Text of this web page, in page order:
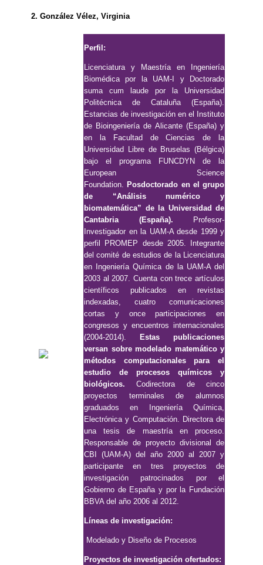
2. González Vélez, Virginia
Perfil:
Licenciatura y Maestría en Ingeniería
Biomédica por la UAM-I y Doctorado
suma cum laude por la Universidad
Politécnica de Cataluña (España).
Estancias de investigación en el Instituto
de Bioingeniería de Alicante (España) y
en la Facultad de Ciencias de la
Universidad Libre de Bruselas (Bélgica)
bajo el programa FUNCDYN de la
European Science
Foundation. Posdoctorado en el grupo
de “Análisis numérico y
biomatemática” de la Universidad de
Cantabria (España). Profesor-
Investigador en la UAM-A desde 1999 y
perfil PROMEP desde 2005. Integrante
del comité de estudios de la Licenciatura
en Ingeniería Química de la UAM-A del
2003 al 2007. Cuenta con trece artículos
científicos publicados en revistas
indexadas, cuatro comunicaciones
cortas y once participaciones en
congresos y encuentros internacionales
(2004-2014).
Estas publicaciones
versan sobre modelado matemático y
métodos computacionales para el
estudio de procesos químicos y
biológicos. Codirectora de cinco
proyectos terminales de alumnos
graduados en Ingeniería Química,
Electrónica y Computación. Directora de
una tesis de maestría en proceso.
Responsable de proyecto divisional de
CBI (UAM-A) del año 2000 al 2007 y
participante en tres proyectos de
investigación patrocinados por el
Gobierno de España y por la Fundación
BBVA del año 2006 al 2012.
Líneas de investigación:
Modelado y Diseño de Procesos
Proyectos de investigación ofertados: